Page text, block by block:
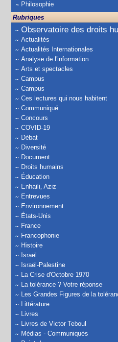
Philosophie
Rubriques
Observatoire des droits
Actualités
Actualités Internationales
Analyse de l'information
Arts et spectacles
Campus
Campus
Ces lectures qui nous habitent
Communiqué
Concours
COVID-19
Débat
Diversité
Document
Droits humains
Éducation
Enhaili, Aziz
Entrevues
Environnement
États-Unis
France
Francophonie
Histoire
Israël
Israël-Palestine
La Crise d'Octobre 1970
La tolérance ? Votre réponse
Les Grandes Figures de la
Littérature
Livres
Livres de Victor Teboul
Médias - Communiqués